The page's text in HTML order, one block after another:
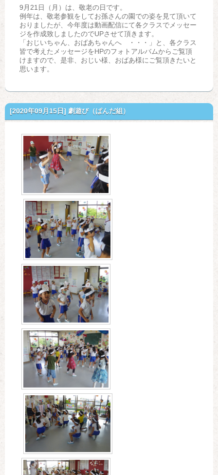
9月21日（月）は、敬老の日です。
例年は、敬老参観をしてお孫さんの園での姿を見て頂いて
おりましたが、今年度は動画配信にて各クラスでメッセー
ジを作成致しましたのでUPさせて頂きます。
「おじいちゃん、おばあちゃんへ ・・・」と、各クラス
皆で考えたメッセージをHPのフォトアルバムからご覧頂
けますので、是非、おじい様、おばあ様にご覧頂きたいと
思います。
[2020年09月15日] 劇遊び（ぱんだ組）